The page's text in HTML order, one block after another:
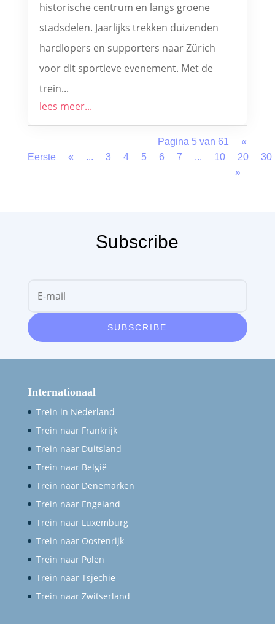
historische centrum en langs groene
stadsdelen. Jaarlijks trekken duizenden
hardlopers en supporters naar Zürich
voor dit sportieve evenement. Met de
trein...
lees meer...
Pagina 5 van 61
«
Eerste
« ... 3 4 5 6 7 ... 10 20
30
»
Subscribe
SUBSCRIBE
Internationaal
Trein in Nederland
Trein naar Frankrijk
Trein naar Duitsland
Trein naar België
Trein naar Denemarken
Trein naar Engeland
Trein naar Luxemburg
Trein naar Oostenrijk
Trein naar Polen
Trein naar Tsjechië
Trein naar Zwitserland